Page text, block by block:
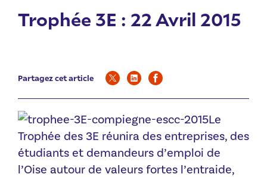
Trophée 3E : 22 Avril 2015
Partagez cet article
Le
Trophée des 3E réunira des entreprises, des
étudiants et demandeurs d’emploi de
l’Oise autour de valeurs fortes l’entraide,